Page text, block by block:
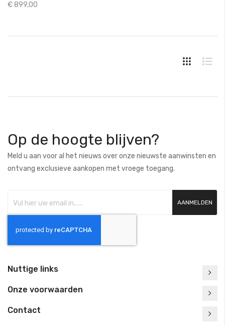
€ 899,00
Op de hoogte blijven?
Meld u aan voor al het nieuws over onze nieuwste aanwinsten en
ontvang exclusieve aankopen met vroege toegang.
AANMELDEN
Nuttige links
Onze voorwaarden
Contact